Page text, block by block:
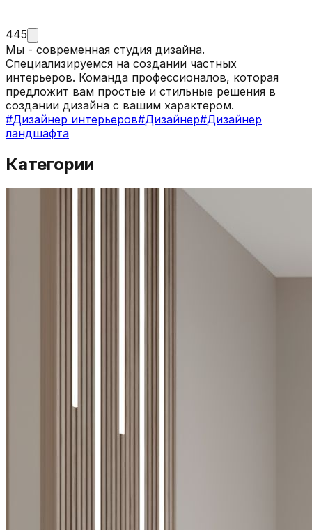
445
Мы - современная студия дизайна.
Специализируемся на создании частных
интерьеров. Команда профессионалов, которая
предложит вам простые и стильные решения в
создании дизайна с вашим характером.
#Дизайнер интерьеров#Дизайнер#Дизайнер
ландшафта
Категории